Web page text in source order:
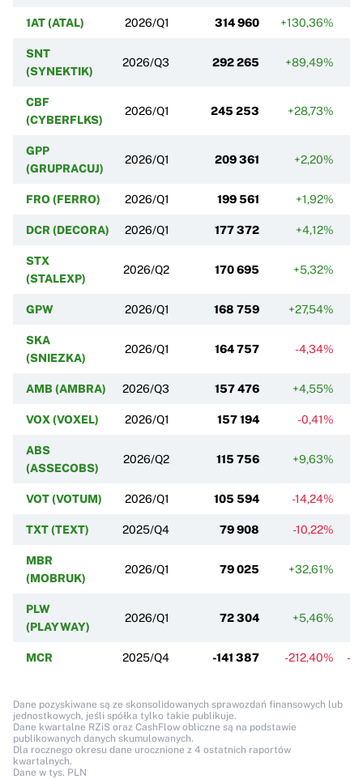
1AT (ATAL) 2026/Q1 314 960 +130,36%
SNT
(SYNEKTIK)
2026/Q3 292 265 +89,49%
CBF
(CYBERFLKS)
2026/Q1 245 253 +28,73%
GPP
(GRUPRACUJ)
2026/Q1 209 361 +2,20%
FRO (FERRO) 2026/Q1 199 561 +1,92%
DCR (DECORA) 2026/Q1 177 372 +4,12%
STX
(STALEXP)
2026/Q2 170 695 +5,32%
GPW 2026/Q1 168 759 +27,54%
SKA
(SNIEZKA)
2026/Q1 164 757 -4,34%
AMB (AMBRA) 2026/Q3 157 476 +4,55%
VOX (VOXEL) 2026/Q1 157 194 -0,41%
ABS
(ASSECOBS)
2026/Q2 115 756 +9,63%
VOT (VOTUM) 2026/Q1 105 594 -14,24%
TXT (TEXT) 2025/Q4 79 908 -10,22%
MBR
(MOBRUK)
2026/Q1 79 025 +32,61%
PLW
(PLAYWAY)
2026/Q1 72 304 +5,46%
MCR 2025/Q4 -141 387 -212,40% -
Dane pozyskiwane są ze skonsolidowanych sprawozdań finansowych lub
jednostkowych, jeśli spółka tylko takie publikuje.
Dane kwartalne RZiS oraz CashFlow obliczne są na podstawie
publikowanych danych skumulowanych.
Dla rocznego okresu dane urocznione z 4 ostatnich raportów
kwartalnych.
Dane w tys. PLN